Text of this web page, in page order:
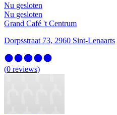
Nu gesloten
Nu gesloten
Grand Café 't Centrum
Dorpsstraat 73, 2960 Sint-Lenaarts
(0 reviews)